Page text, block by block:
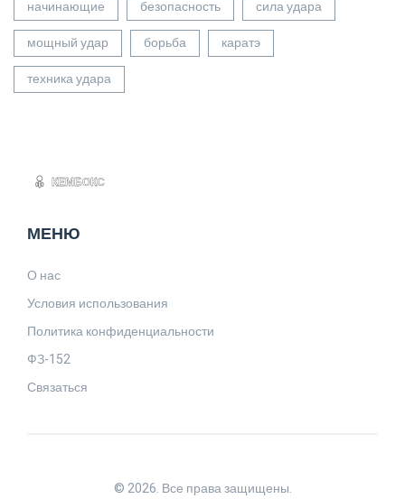
начинающие
безопасность
сила удара
мощный удар
борьба
каратэ
техника удара
МЕНЮ
О нас
Условия использования
Политика конфиденциальности
ФЗ-152
Связаться
© 2026. Все права защищены.